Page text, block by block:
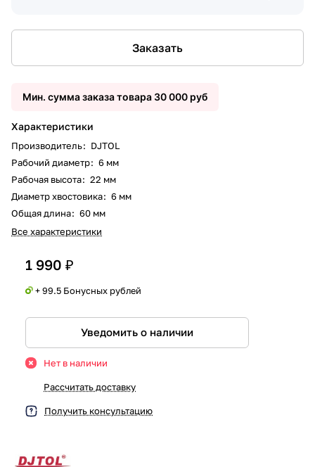
Заказать
Мин. сумма заказа товара 30 000 руб
Характеристики
Производитель: DJTOL
Рабочий диаметр: 6 мм
Рабочая высота: 22 мм
Диаметр хвостовика: 6 мм
Общая длина: 60 мм
Все характеристики
1 990 ₽
+ 99.5 Бонусных рублей
Уведомить о наличии
Нет в наличии
Рассчитать доставку
Получить консультацию